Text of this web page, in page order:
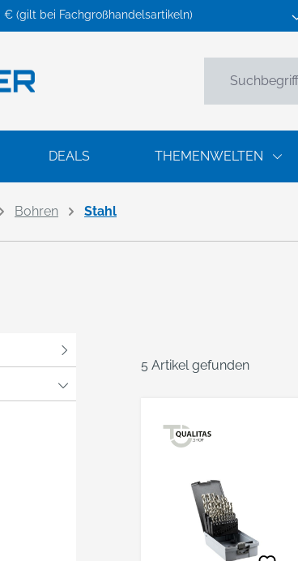
springen
€ (gilt bei Fachgroßhandelsartikeln)
DEALS THEMENWELTEN
Bohren Stahl
5 Artikel gefunden